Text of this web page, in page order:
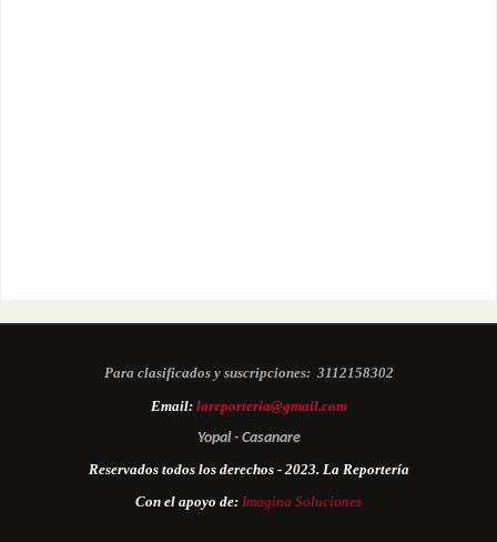
Para clasificados y suscripciones: 3112158302
Email: lareporteria@gmail.com
Yopal - Casanare
Reservados todos los derechos - 2023. La Reportería
Con el apoyo de: Imagina Soluciones